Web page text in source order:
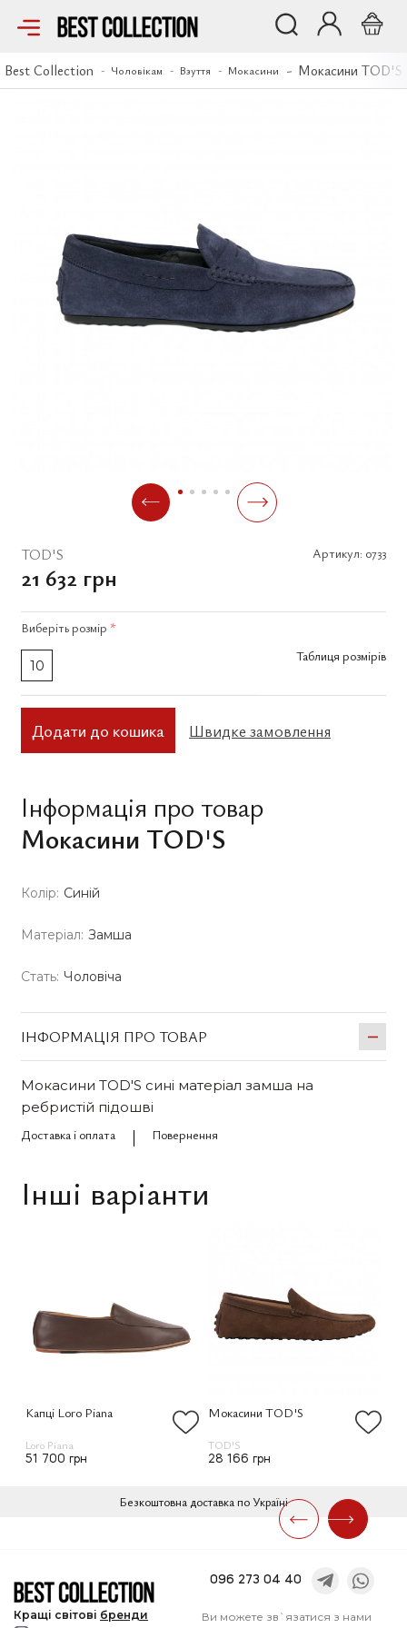
Best Collection Чоловікам Взуття Мокасини Мокасини TOD'S
Мокасини TOD'S
TOD'S Артикул: 0733
21 632 грн
Виберіть розмір *
10
Таблиця розмірів
Додати до кошика Швидке замовлення
Інформація про товар
Мокасини TOD'S
Колір: Синій
Матеріал: Замша
Стать: Чоловіча
ІНФОРМАЦІЯ ПРО ТОВАР
Мокасини TOD'S сині матеріал замша на
ребристій підошві
Доставка і оплата
Повернення
Інші варіанти
Капці Loro Piana
Loro Piana
51 700 грн
Мокасини TOD'S
TOD'S
28 166 грн
Безкоштовна доставка по Україні
Кращі світові бренди
096 273 04 40
Ви можете зв`язатися з нами